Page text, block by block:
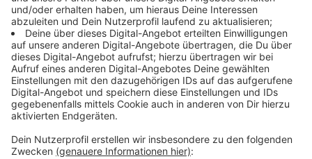
zu 50% der Energie einsparen heißt es. Das Problem:
Die Briketts sind schwierig zu bekommen. Aktuell gehe
man aber nicht davon aus, dass die Produktion groß
zurückgefahren werden muss. Smurfit Kappa stellt vor
allem Verpackungen für den Lebensmittelbereich her.
Beispielsweise Kartons. Das werde auch in
Krisenzeiten noch benötigt, anders als Luxusgüter, so
der Unternehmenssprecher.
Anzeige